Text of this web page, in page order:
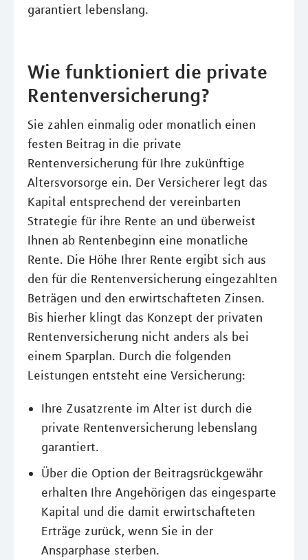
garantiert lebenslang.
Wie funktioniert die private
Rentenversicherung?
Sie zahlen einmalig oder monatlich einen
festen Beitrag in die private
Rentenversicherung für Ihre zukünftige
Altersvorsorge ein. Der Versicherer legt das
Kapital entsprechend der vereinbarten
Strategie für ihre Rente an und überweist
Ihnen ab Rentenbeginn eine monatliche
Rente. Die Höhe Ihrer Rente ergibt sich aus
den für die Rentenversicherung eingezahlten
Beträgen und den erwirtschafteten Zinsen.
Bis hierher klingt das Konzept der privaten
Rentenversicherung nicht anders als bei
einem Sparplan. Durch die folgenden
Leistungen entsteht eine Versicherung:
Ihre Zusatzrente im Alter ist durch die
private Rentenversicherung lebenslang
garantiert.
Über die Option der Beitragsrückgewähr
erhalten Ihre Angehörigen das eingesparte
Kapital und die damit erwirtschafteten
Erträge zurück, wenn Sie in der
Ansparphase sterben.